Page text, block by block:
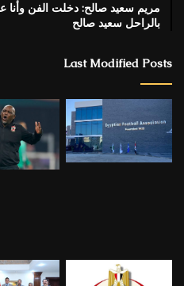
بالراحل سعيد صالح
Last Modified Posts